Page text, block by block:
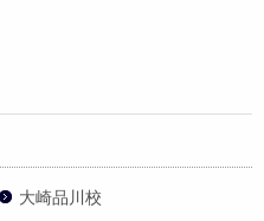
大崎品川校